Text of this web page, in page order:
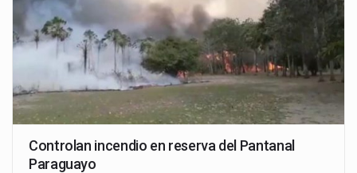
Controlan incendio en reserva del Pantanal
Paraguayo